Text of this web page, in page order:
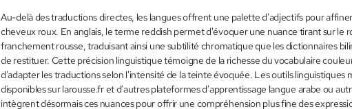
Au-delà des traductions directes, les langues offrent une palette d'adjectifs pour
cheveux roux. En anglais, le terme reddish permet d'évoquer une nuance tirant sur le
franchement rousse, traduisant ainsi une subtilité chromatique que les dictionnaires
de restituer. Cette précision linguistique témoigne de la richesse du vocabulaire
d'adapter les traductions selon l'intensité de la teinte évoquée. Les outils linguistiques
disponibles sur larousse.fr et d'autres plateformes d'apprentissage langue arabe ou
intègrent désormais ces nuances pour offrir une compréhension plus fine des